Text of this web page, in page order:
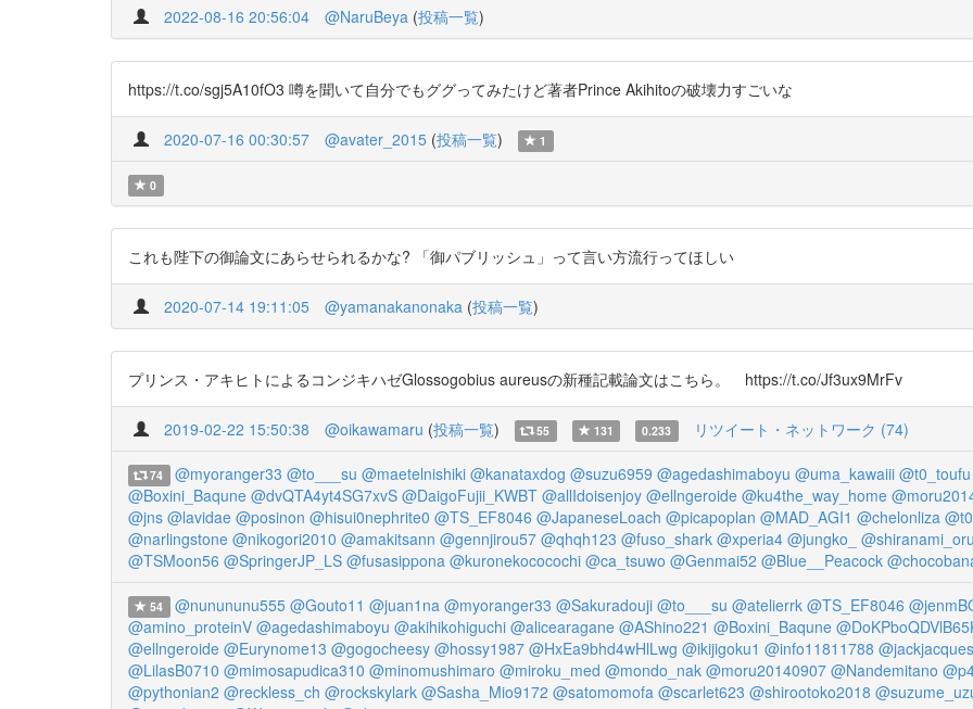
2022-08-16 20:56:04 @NaruBeya (投稿一覧)
https://t.co/sgj5A10fO3 噂を聞いて自分でもググってみたけど著者Prince Akihitoの破壊力すごいな
2020-07-16 00:30:57 @avater_2015 (投稿一覧) 1
0
これも陛下の御論文にあらせられるかな? 「御パブリッシュ」って言い方流行ってほしい
2020-07-14 19:11:05 @yamanakanonaka (投稿一覧)
プリンス・アキヒトによるコンジキハゼGlossogobius aureusの新種記載論文はこちら。 https://t.co/Jf3ux9MrFv
2019-02-22 15:50:38 @oikawamaru (投稿一覧) 55 131 0.233 リツイート・ネットワーク (74)
74 @myoranger33 @to___su @maetelnishiki @kanataxdog @suzu6959 @agedashimaboyu @uma_kawaiii @t0_toufu
@Boxini_Baqune @dvQTA4yt4SG7xvS @DaigoFujii_KWBT @allIdoisenjoy @ellngeroide @ku4the_way_home
@jns @lavidae @posinon @hisui0nephrite0 @TS_EF8046 @JapaneseLoach @picapoplan @MAD_AGI1 @chelonliza
@narlingstone @nikogori2010 @amakitsann @gennjirou57 @qhqh123 @fuso_shark @xperia4 @jungko_
@TSMoon56 @SpringerJP_LS @fusasippona @kuronekococochi @ca_tsuwo @Genmai52 @Blue__Peacock
54 @nunununu555 @Gouto11 @juan1na @myoranger33 @Sakuradouji @to___su @atelierrk @TS_EF8046
@amino_proteinV @agedashimaboyu @akihikohiguchi @alicearagane @AShino221 @Boxini_Baqune
@ellngeroide @Eurynome13 @gogocheesy @hossy1987 @HxEa9bhd4wHlLwg @ikijigoku1 @info11811788
@LilasB0710 @mimosapudica310 @minomushimaro @miroku_med @mondo_nak @moru20140907 @Nandemitano
@pythonian2 @reckless_ch @rockskylark @Sasha_Mio9172 @satomomofa @scarlet623 @shirootoko2018